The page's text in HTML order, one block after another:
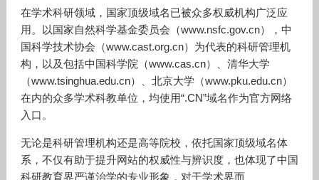
在学术科研领域，国家顶级域名已被众多权威机构广泛应
用。以国家自然科学基金委员会（www.nsfc.gov.cn），中
国科学技术协会（www.cast.org.cn）为代表的科研管理机
构，以及包括中国科学院（www.cas.cn）、清华大学
（www.tsinghua.edu.cn）、北京大学（www.pku.edu.cn）
在内的众多学术科教单位，均使用“.CN”域名作为官方网络
入口。
无论是科研管理机构还是高等院校，依托国家顶级域名体
系，不仅有助于提升网站的权威性与辨识度，也体现了中国
科研教育界严谨治学的专业形象，对于学术界而